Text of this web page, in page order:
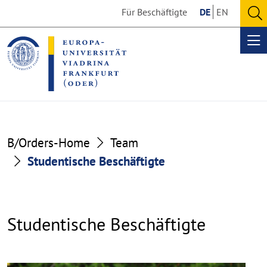
the
content
section
the
footer
section
Für Beschäftigte DE EN
B/Orders-Home
Team
Studentische Beschäftigte
Studentische Beschäftigte